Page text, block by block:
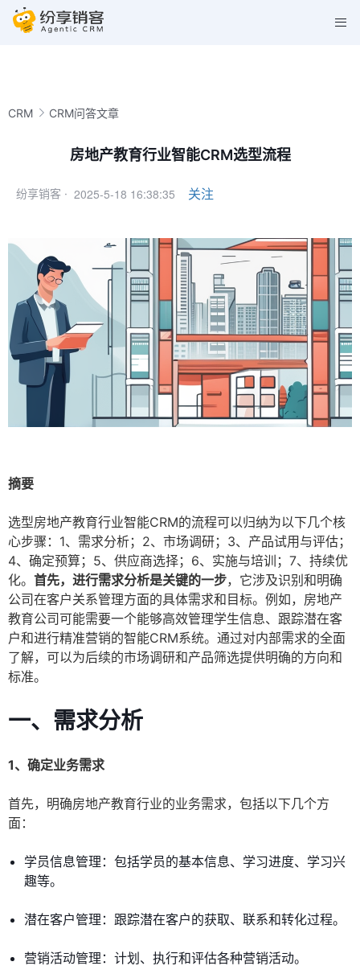
CRM CRM问答文章
房地产教育行业智能CRM选型流程
纷享销客 · 2025-5-18 16:38:35 关注
摘要
选型房地产教育行业智能CRM的流程可以归纳为以下几个核
心步骤：1、需求分析；2、市场调研；3、产品试用与评估；
4、确定预算；5、供应商选择；6、实施与培训；7、持续优
化。 首先，进行需求分析是关键的一步，它涉及识别和明确
公司在客户关系管理方面的具体需求和目标。例如，房地产
教育公司可能需要一个能够高效管理学生信息、跟踪潜在客
户和进行精准营销的智能CRM系统。通过对内部需求的全面
了解，可以为后续的市场调研和产品筛选提供明确的方向和
标准。
一、需求分析
1、确定业务需求
首先，明确房地产教育行业的业务需求，包括以下几个方
面：
学员信息管理：包括学员的基本信息、学习进度、学习兴
趣等。
潜在客户管理：跟踪潜在客户的获取、联系和转化过程。
营销活动管理：计划、执行和评估各种营销活动。